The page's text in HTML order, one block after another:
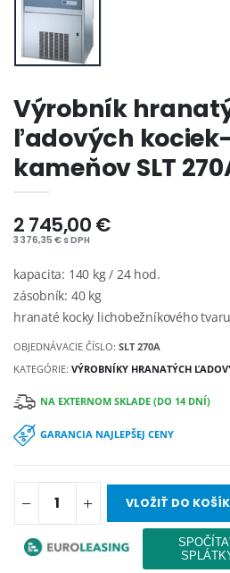
Výrobník
ľadových kociek-
kameňov SLT
2 745,00 €
3 376,35 € s DPH
kapacita: 140 kg / 24 hod.
zásobník: 40 kg
hranaté kocky lichobežníkového tvaru
OBJEDNÁVACIE ČÍSLO:SLT 270A
KATEGÓRIE:VÝROBNÍKY HRANATÝCH
NA EXTERNOM SKLADE (DO 14 DNÍ)
GARANCIA NAJLEPŠEJ CENY
VLOŽIŤ DO